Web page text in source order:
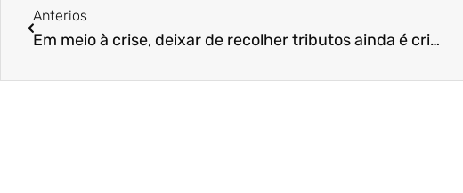
Anterios
Em meio à crise, deixar de recolher tributos ainda é crime? Saiba mais